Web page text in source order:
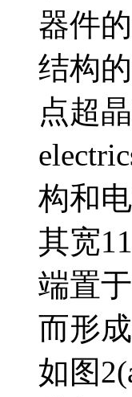
器件
结构
点超
构和
其宽
端置
而形
如图